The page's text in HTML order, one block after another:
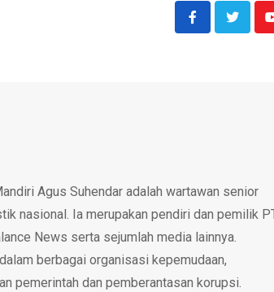
Agus Suhendar adalah wartawan senior
nasional. Ia merupakan pendiri dan pemilik
News serta sejumlah media lainnya.
berbagai organisasi kepemudaan,
pemerintah dan pemberantasan korupsi.